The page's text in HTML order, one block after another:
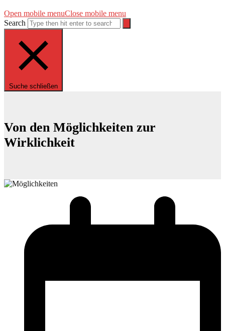
Open mobile menuClose mobile menu
Search
Suche schließen
Von den Möglichkeiten zur
Wirklichkeit